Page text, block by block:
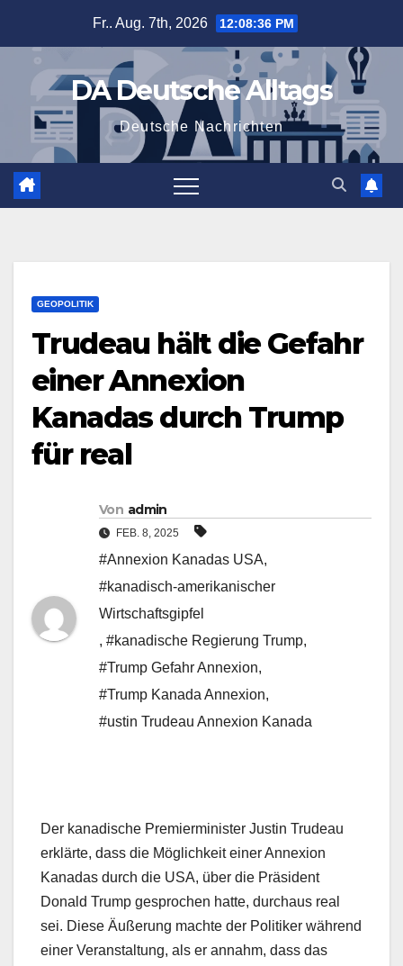
Fr.. Aug. 7th, 2026 12:08:36 PM
DA Deutsche Alltags
Deutsche Nachrichten
GEOPOLITIK
Trudeau hält die Gefahr
einer Annexion
Kanadas durch Trump
für real
Von admin
FEB. 8, 2025
#Annexion Kanadas USA,
#kanadisch-amerikanischer
Wirtschaftsgipfel
, #kanadische Regierung Trump,
#Trump Gefahr Annexion,
#Trump Kanada Annexion,
#ustin Trudeau Annexion Kanada
Der kanadische Premierminister Justin Trudeau
erklärte, dass die Möglichkeit einer Annexion
Kanadas durch die USA, über die Präsident
Donald Trump gesprochen hatte, durchaus real
sei. Diese Äußerung machte der Politiker während
einer Veranstaltung, als er annahm, dass das